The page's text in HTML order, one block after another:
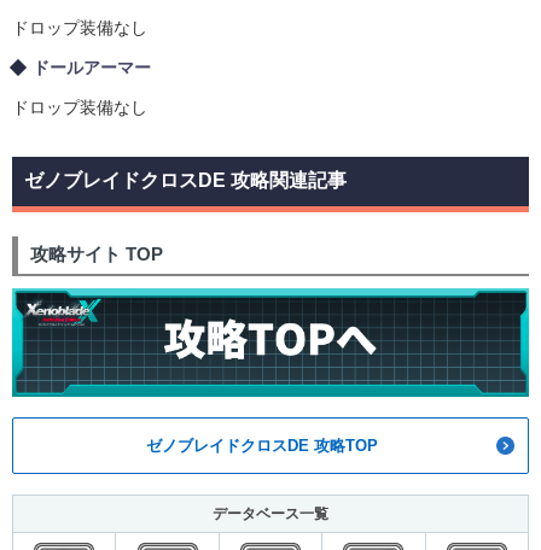
ドロップ装備なし
ドールアーマー
ドロップ装備なし
ゼノブレイドクロスDE 攻略関連記事
攻略サイト TOP
ゼノブレイドクロスDE 攻略TOP
データベース一覧